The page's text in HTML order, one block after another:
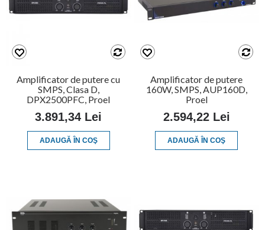
Amplificator de putere cu
SMPS, Clasa D,
DPX2500PFC, Proel
3.891,34 Lei
ADAUGĂ ÎN COŞ
Amplificator de putere
160W, SMPS, AUP160D,
Proel
2.594,22 Lei
ADAUGĂ ÎN COŞ